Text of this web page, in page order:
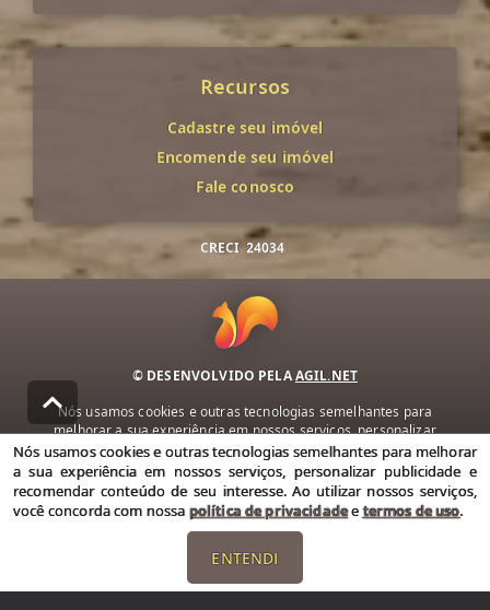
Recursos
Cadastre seu imóvel
Encomende seu imóvel
Fale conosco
CRECI 24034
© DESENVOLVIDO PELAAGIL.NET
Nós usamos cookies e outras tecnologias semelhantes para
melhorar a sua experiência em nossos serviços, personalizar
publicidade e recomendar conteúdo de seu interesse. Ao utilizar
nossos serviços, você concorda com nossa política de privacidade e
termos de uso.
Política de Privacidade Termos de uso
Nós usamos cookies e outras tecnologias semelhantes para melhorar
a sua experiência em nossos serviços, personalizar publicidade e
recomendar conteúdo de seu interesse. Ao utilizar nossos serviços,
você concorda com nossa política de privacidadeetermos de uso.
ENTENDI